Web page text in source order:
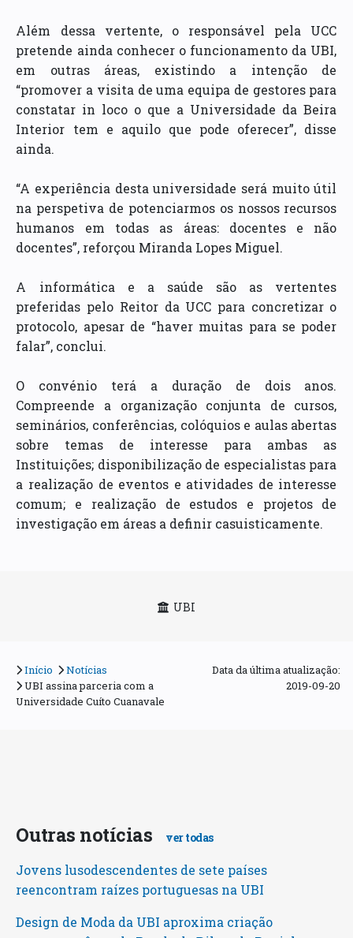
Além dessa vertente, o responsável pela UCC
pretende ainda conhecer o funcionamento da UBI,
em outras áreas, existindo a intenção de
“promover a visita de uma equipa de gestores para
constatar in loco o que a Universidade da Beira
Interior tem e aquilo que pode oferecer”, disse
ainda.
“A experiência desta universidade será muito útil
na perspetiva de potenciarmos os nossos recursos
humanos em todas as áreas: docentes e não
docentes”, reforçou Miranda Lopes Miguel.
A informática e a saúde são as vertentes
preferidas pelo Reitor da UCC para concretizar o
protocolo, apesar de “haver muitas para se poder
falar”, conclui.
O convénio terá a duração de dois anos.
Compreende a organização conjunta de cursos,
seminários, conferências, colóquios e aulas abertas
sobre temas de interesse para ambas as
Instituições; disponibilização de especialistas para
a realização de eventos e atividades de interesse
comum; e realização de estudos e projetos de
investigação em áreas a definir casuisticamente.
UBI
Início
Notícias
UBI assina parceria com a
Universidade Cuíto Cuanavale
Data da última atualização:
2019-09-20
Outras notícias ver todas
Jovens lusodescendentes de sete países
reencontram raízes portuguesas na UBI
Design de Moda da UBI aproxima criação